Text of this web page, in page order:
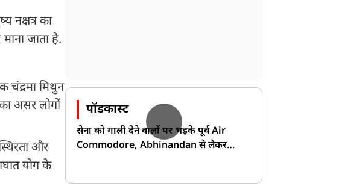
नक्षत्र का
जाता है.
चंद्रमा मिथुन
असर लोगों
और
योग के
पॉडकास्ट
सेना को गाली देने वालों पर भड़के पूर्व Air
Commodore, Abhinandan से लेकर